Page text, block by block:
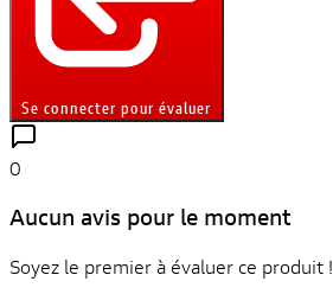
Se connecter pour évaluer
0
Aucun avis pour le moment
Soyez le premier à évaluer ce produit !